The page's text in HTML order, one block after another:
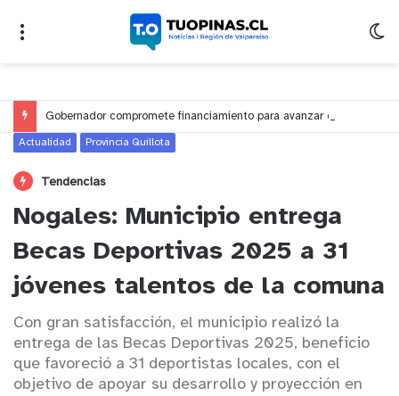
Actualidad Provincia Quillota
Tendencias
Nogales: Municipio entrega
Becas Deportivas 2025 a 31
jóvenes talentos de la comuna
Con gran satisfacción, el municipio realizó la
entrega de las Becas Deportivas 2025, beneficio
que favoreció a 31 deportistas locales, con el
objetivo de apoyar su desarrollo y proyección en